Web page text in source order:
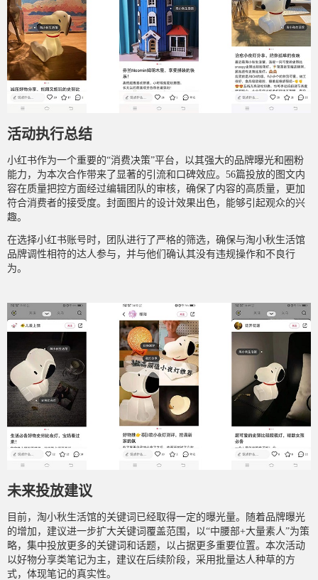
活动执行总结
小红书作为一个重要的“消费决策”平台，以其强大的品牌曝光和圈粉
能力，为本次合作带来了显著的引流和口碑效应。56篇投放的图文内
容在质量把控方面经过编辑团队的审核，确保了内容的高质量，更加
符合消费者的接受度。封面图片的设计效果出色，能够引起观众的兴
趣。
在选择小红书账号时，团队进行了严格的筛选，确保与淘小秋生活馆
品牌调性相符的达人参与，并与他们确认其没有违规操作和不良行
为。
未来投放建议
目前，淘小秋生活馆的关键词已经取得一定的曝光量。随着品牌曝光
的增加，建议进一步扩大关键词覆盖范围，以“中腰部+大量素人”为策
略，集中投放更多的关键词和话题，以占据更多重要位置。本次活动
以好物分享类笔记为主，建议在后续阶段，采用批量达人种草的方
式，体现笔记的真实性。